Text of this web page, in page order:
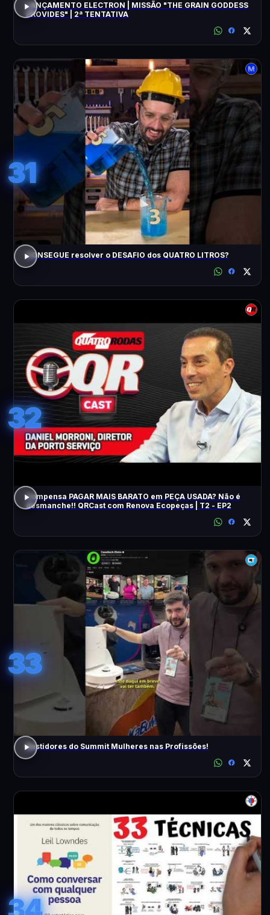
LANÇAMENTO ELECTRON | MISSÃO "THE GRAIN GODDESS
PROVIDES" | 2ª TENTATIVA
31
CONSEGUE resolver o DESAFIO dos QUATRO LITROS?
32
Compensa PAGAR MAIS BARATO em PEÇA USADA? Não é
desmanche!! QRCast com Renova Ecopeças | T2 - EP2
33
Bastidores do Summit Mulheres nas Profissões!